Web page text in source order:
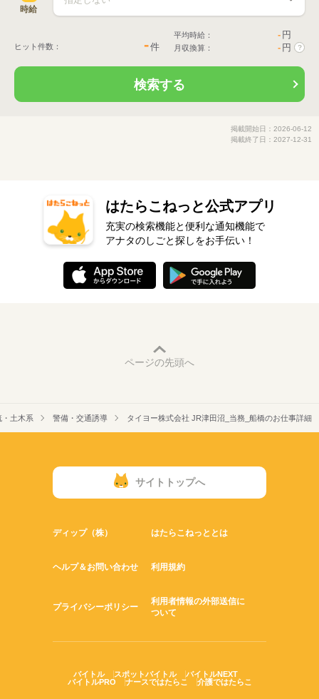
時給
ヒット件数： -件
平均時給： - 円
月収換算： - 円 ?
検索する
掲載開始日：2026-06-12
掲載終了日：2027-12-31
はたらこねっと公式アプリ
充実の検索機能と便利な通知機能で
アナタのしごと探しをお手伝い！
ページの先頭へ
土木系 警備・交通誘導 タイヨー株式会社 JR津田沼_当務_船橋のお仕事詳細
サイトトップへ
ディップ（株） はたらこねっととは
ヘルプ＆お問い合わせ 利用規約
プライバシーポリシー
利用者情報の外部送信に
ついて
バイトル スポットバイトル
バイトルNEXT
バイトルPRO
ナースではたらこ 介護ではたらこ